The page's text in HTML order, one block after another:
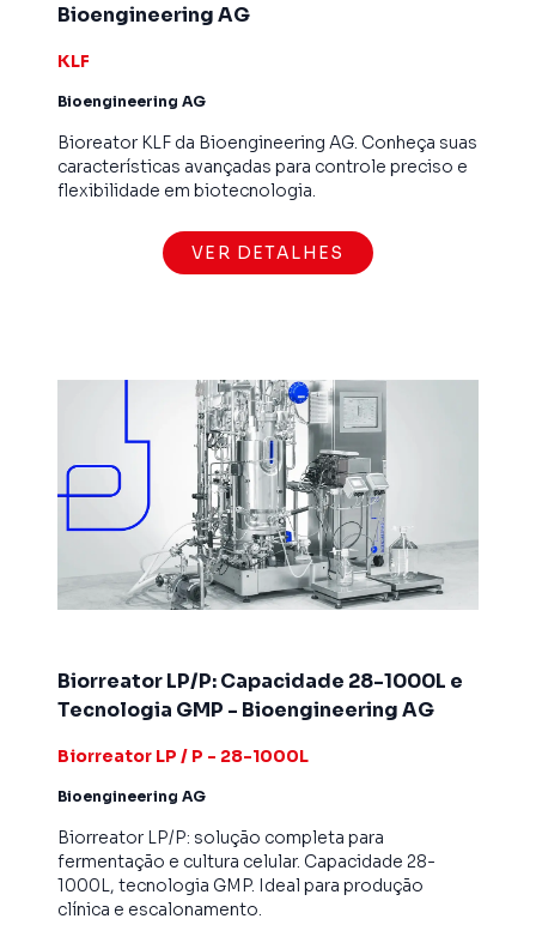
Bioengineering AG
KLF
Bioengineering AG
Bioreator KLF da Bioengineering AG. Conheça suas
características avançadas para controle preciso e
flexibilidade em biotecnologia.
VER DETALHES
Biorreator LP/P: Capacidade 28-1000L e
Tecnologia GMP - Bioengineering AG
Biorreator LP / P - 28-1000L
Bioengineering AG
Biorreator LP/P: solução completa para
fermentação e cultura celular. Capacidade 28-
1000L, tecnologia GMP. Ideal para produção
clínica e escalonamento.